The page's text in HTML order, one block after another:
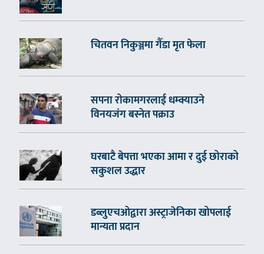
चितवन निकुञ्जमा गैँडा मृत फेला
सपना रोकामगरलाई धम्क्याउने
विनयजंग बस्नेत पक्राउ
घरबाटै बेपत्ता भएका आमा र दुई छोराको
सकुशल उद्धार
डब्लुएचओद्वारा अस्ट्राजेनिका खोपलाई
मान्यता प्रदान